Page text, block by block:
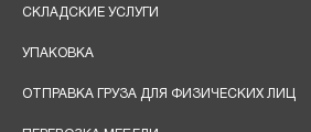
СКЛАДСКИЕ УСЛУГИ
УПАКОВКА
ОТПРАВКА ГРУЗА ДЛЯ ФИЗИЧЕСКИХ ЛИЦ